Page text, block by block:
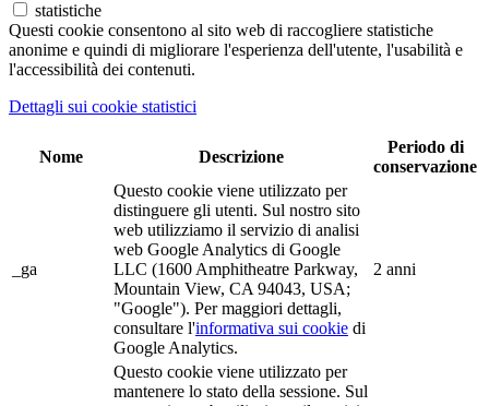
statistiche
Questi cookie consentono al sito web di raccogliere statistiche
anonime e quindi di migliorare l'esperienza dell'utente, l'usabilità e
l'accessibilità dei contenuti.
Dettagli sui cookie statistici
Nome Descrizione
Periodo di
conservazione
_ga
Questo cookie viene utilizzato per
distinguere gli utenti. Sul nostro sito
web utilizziamo il servizio di analisi
web Google Analytics di Google
LLC (1600 Amphitheatre Parkway,
Mountain View, CA 94043, USA;
"Google"). Per maggiori dettagli,
consultare l'informativa sui cookie di
Google Analytics.
2 anni
Questo cookie viene utilizzato per
mantenere lo stato della sessione. Sul